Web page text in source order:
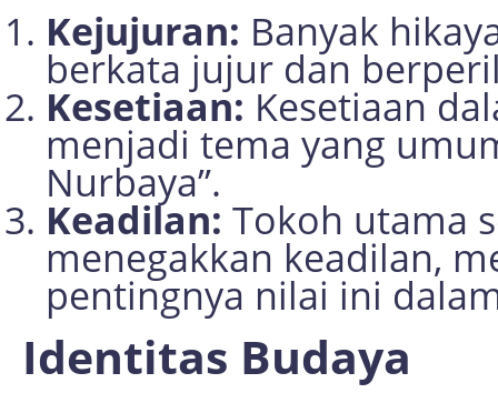
Kejujuran: Banyak
berkata jujur dan
Kesetiaan: Kesetiaan
menjadi tema yang
Nurbaya”.
Keadilan: Tokoh utama
menegakkan keadilan,
pentingnya nilai ini
Identitas Budaya